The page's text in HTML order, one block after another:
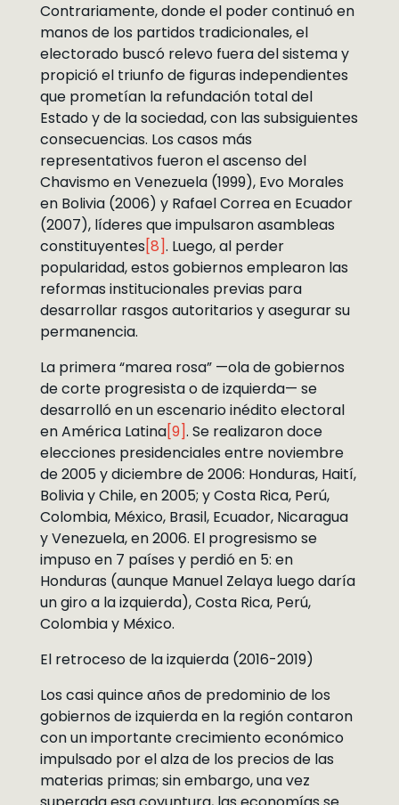
Contrariamente, donde el poder continuó en
manos de los partidos tradicionales, el
electorado buscó relevo fuera del sistema y
propició el triunfo de figuras independientes
que prometían la refundación total del
Estado y de la sociedad, con las subsiguientes
consecuencias. Los casos más
representativos fueron el ascenso del
Chavismo en Venezuela (1999), Evo Morales
en Bolivia (2006) y Rafael Correa en Ecuador
(2007), líderes que impulsaron asambleas
constituyentes[8]. Luego, al perder
popularidad, estos gobiernos emplearon las
reformas institucionales previas para
desarrollar rasgos autoritarios y asegurar su
permanencia.
La primera “marea rosa” —ola de gobiernos
de corte progresista o de izquierda— se
desarrolló en un escenario inédito electoral
en América Latina[9]. Se realizaron doce
elecciones presidenciales entre noviembre
de 2005 y diciembre de 2006: Honduras, Haití,
Bolivia y Chile, en 2005; y Costa Rica, Perú,
Colombia, México, Brasil, Ecuador, Nicaragua
y Venezuela, en 2006. El progresismo se
impuso en 7 países y perdió en 5: en
Honduras (aunque Manuel Zelaya luego daría
un giro a la izquierda), Costa Rica, Perú,
Colombia y México.
El retroceso de la izquierda (2016-2019)
Los casi quince años de predominio de los
gobiernos de izquierda en la región contaron
con un importante crecimiento económico
impulsado por el alza de los precios de las
materias primas; sin embargo, una vez